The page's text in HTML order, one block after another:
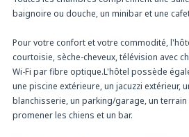
baignoire ou douche, un minibar et une
Pour votre confort et votre commodité,
courtoisie, sèche-cheveux, télévision avec
Wi-Fi par fibre optique.L'hôtel possède
une piscine extérieure, un jacuzzi extérieur,
blanchisserie, un parking/garage, un
promener les chiens et un bar.